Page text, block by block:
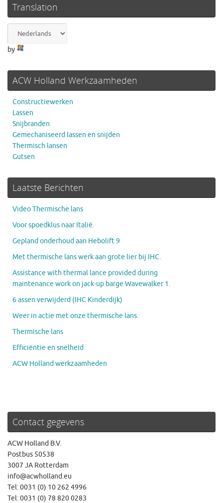
Translation
by
ACW Holland Werkzaamheden
Constructiewerken
Lassen
Snijbranden
Gemechaniseerd lassen en snijden
Thermisch lansen
Gutsen
Laatste Berichten
Video Thermische lans
Voor spoedklus naar Italië.
Gepland onderhoud aan Hebolift 9
Met thermische lans werk aan grote lier bij IHC.
Assistance with thermal lance provided during
maintenance work on jack-up barge Wavewalker 1.
6 assen verwijderd (IHC Kinderdijk)
Weer in actie met onze thermische lans.
Thermische lans
Efficiëntie en snelheid
ACW Holland werkzaamheden
Contact gegevens
ACW Holland B.V.
Postbus 50538
3007 JA Rotterdam
info@acwholland.eu
Tel: 0031 (0) 10 262 4996
Tel: 0031 (0) 78 820 0283